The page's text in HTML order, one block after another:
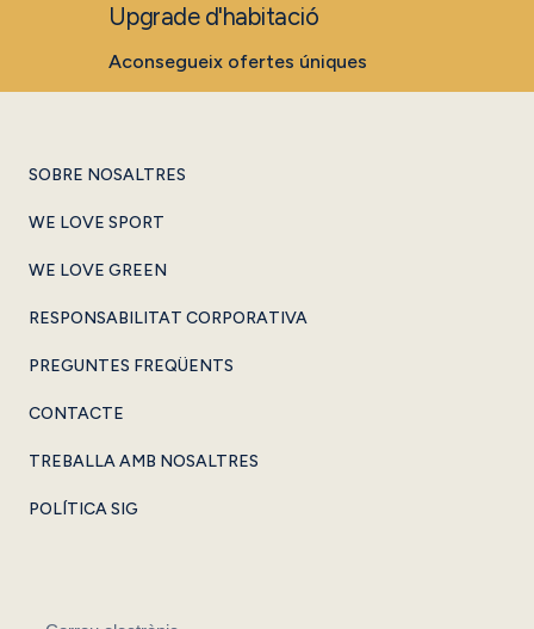
Upgrade d'habitació
Aconsegueix ofertes úniques
SOBRE NOSALTRES
WE LOVE SPORT
WE LOVE GREEN
RESPONSABILITAT CORPORATIVA
PREGUNTES FREQÜENTS
CONTACTE
TREBALLA AMB NOSALTRES
POLÍTICA SIG